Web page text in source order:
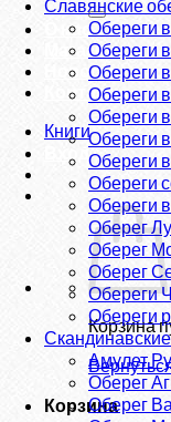
О нас
Магазин
Новости
Контакты
Книги
Вход
Корзина
Корзина
Славянские
Обереги
Обереги
Обереги
Обереги
Обереги
Обереги
Обереги
Обереги
Обереги
Оберег
Оберег
Оберег
Обереги
Обереги
Амулет
Оберег
Оберег